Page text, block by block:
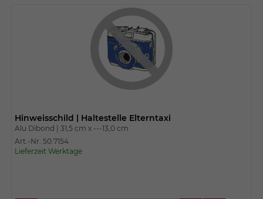
Hinweisschild | Haltestelle Elterntaxi
Alu Dibond | 31,5 cm x ---13,0 cm
Art.-Nr. 50.7154
Lieferzeit Werktage